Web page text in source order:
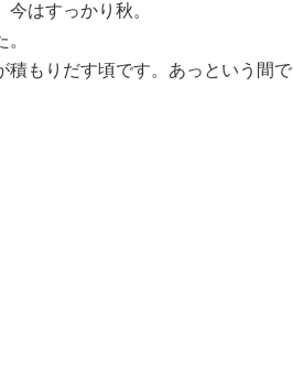
はすっかり秋。
積もりだす頃です。あっという間で